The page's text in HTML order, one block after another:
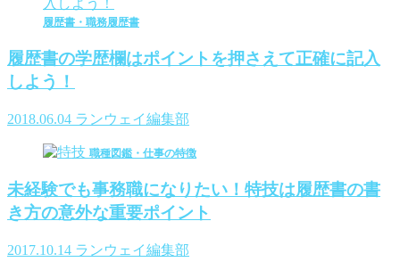
履歴書・職務履歴書
履歴書の学歴欄はポイントを押さえて正確に記入
しよう！
2018.06.04 ランウェイ編集部
職種図鑑・仕事の特徴
未経験でも事務職になりたい！特技は履歴書の書
き方の意外な重要ポイント
2017.10.14 ランウェイ編集部